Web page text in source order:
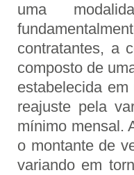
uma
contratantes, a
composto de
estabelecida
reajuste pela
mínimo mensal.
o montante de
variando em